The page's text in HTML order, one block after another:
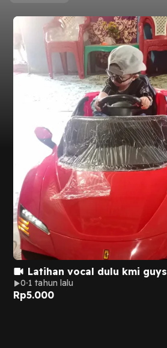
Latihan vocal dulu kmi guys
0 1 tahun lalu
Rp5.000